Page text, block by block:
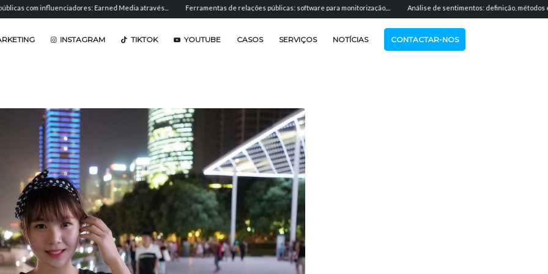
influenciadores: Earned Media através... Ferramentas de relações públicas: software para monitorização,... Análise de sentimentos: definição, métodos e
INSTAGRAM TIKTOK YOUTUBE CASOS SERVIÇOS NOTÍCIAS CONTACTAR-NOS